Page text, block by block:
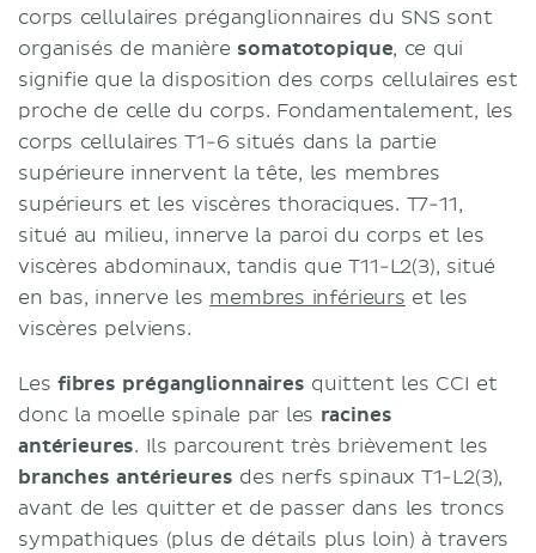
corps cellulaires préganglionnaires du SNS sont
organisés de manière somatotopique, ce qui
signifie que la disposition des corps cellulaires est
proche de celle du corps. Fondamentalement, les
corps cellulaires T1-6 situés dans la partie
supérieure innervent la tête, les membres
supérieurs et les viscères thoraciques. T7-11,
situé au milieu, innerve la paroi du corps et les
viscères abdominaux, tandis que T11-L2(3), situé
en bas, innerve les membres inférieurs et les
viscères pelviens.
Les fibres préganglionnaires quittent les CCI et
donc la moelle spinale par les racines
antérieures. Ils parcourent très brièvement les
branches antérieures des nerfs spinaux T1-L2(3),
avant de les quitter et de passer dans les troncs
sympathiques (plus de détails plus loin) à travers